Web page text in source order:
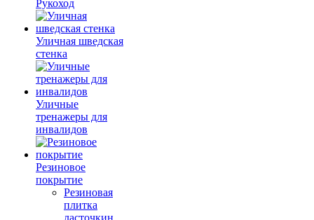
Рукоход
Уличная шведская
стенка
Уличные
тренажеры для
инвалидов
Резиновое
покрытие
Резиновая
плитка
ласточкин